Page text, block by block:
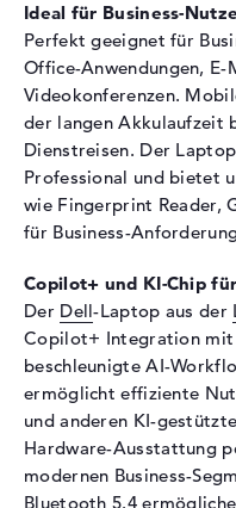
Soundkarte
Webcam
Sensorauflösung
Eingabegeräte
Eingabegeräte
Netzwerk
WLAN
Bluetooth
Erweiterung /
Schnittstellen
Ideal für Business-
Perfekt geeignet für
Office-Anwendungen,
Videokonferenzen.
der langen Akkulaufzeit
Dienstreisen. Der
Professional und bietet
wie Fingerprint Reader,
für Business-
Copilot+ und KI-Chip
Der Dell-Laptop aus der
Copilot+ Integration
beschleunigte AI-
ermöglicht effiziente
und anderen KI-
Hardware-Ausstattung
modernen Business-
Bluetooth 5.4